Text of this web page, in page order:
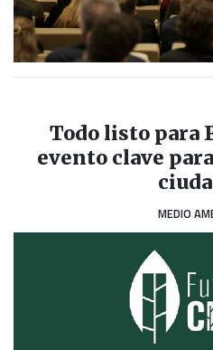
Todo listo para
evento clave
MEDIO